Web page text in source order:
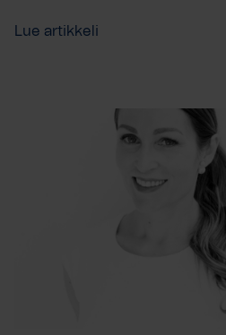
Lue artikkeli